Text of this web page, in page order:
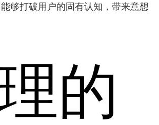
够打破用户的固有认知，带来意想
的